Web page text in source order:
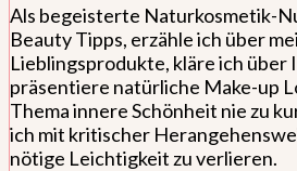
Als begeisterte Naturkosmetik-
Beauty Tipps, erzähle ich über
Lieblingsprodukte, kläre ich
präsentiere natürliche Make-up
Thema innere Schönheit nie zu
ich mit kritischer
nötige Leichtigkeit zu verlieren.